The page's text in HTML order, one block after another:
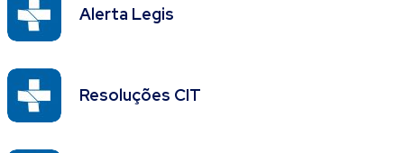
Alerta Legis
Resoluções CIT